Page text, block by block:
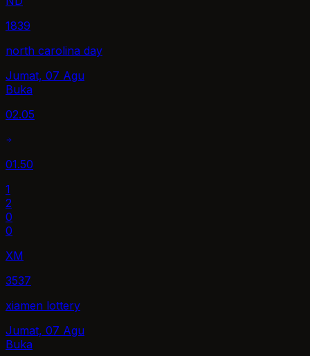
1839
north carolina day
Jumat, 07 Agu
Buka
02.05
01.50
1
2
0
0
XM
3537
xiamen lottery
Jumat, 07 Agu
Buka